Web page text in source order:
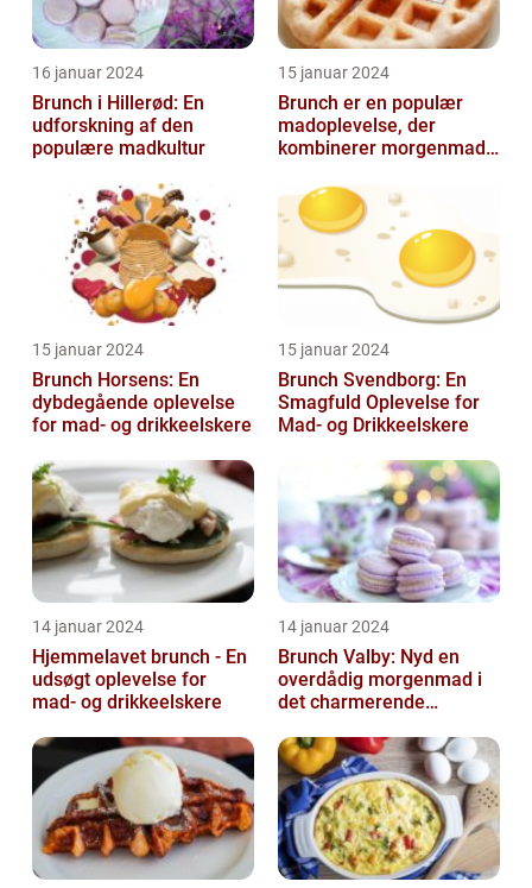
16 januar 2024
Brunch i Hillerød: En
udforskning af den
populære madkultur
15 januar 2024
Brunch er en populær
madoplevelse, der
kombinerer morgenmad
afslappet og hygg...
15 januar 2024
Brunch Horsens: En
dybdegående oplevelse
for mad- og drikkeelskere
15 januar 2024
Brunch Svendborg: En
Smagfuld Oplevelse for
Mad- og Drikkeelskere
14 januar 2024
Hjemmelavet brunch - En
udsøgt oplevelse for
mad- og drikkeelskere
14 januar 2024
Brunch Valby: Nyd en
overdådig morgenmad i
det charmerende